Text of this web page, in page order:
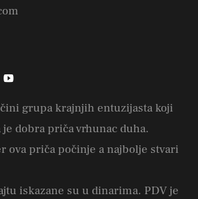
grupa krajnjih entuzijasta koji
dobra priča vrhunac duha.
ova priča počinje a najbolje stvari
iskazane su u dinarima. PDV je